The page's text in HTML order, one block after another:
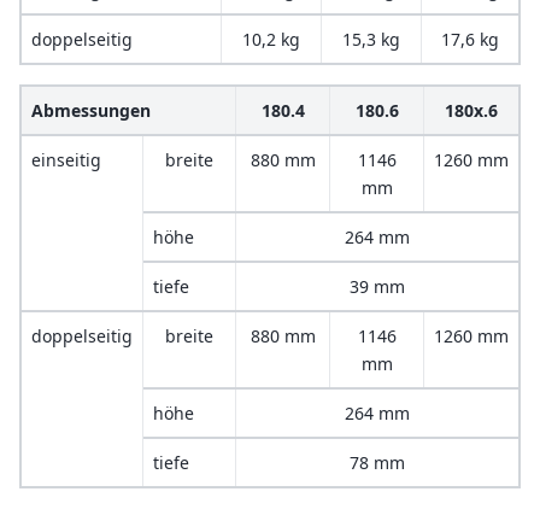
doppelseitig 10,2 kg 15,3 kg 17,6 kg
Abmessungen 180.4 180.6 180x.6
einseitig breite 880 mm
1146
mm
1260 mm
höhe 264 mm
tiefe 39 mm
doppelseitig breite 880 mm
1146
mm
1260 mm
höhe 264 mm
tiefe 78 mm